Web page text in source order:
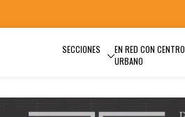
SECCIONES
EN RED CON CENTRO
URBANO